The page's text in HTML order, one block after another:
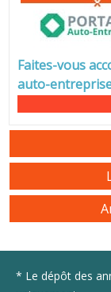
Faites-vous
auto-
* Le dépôt des